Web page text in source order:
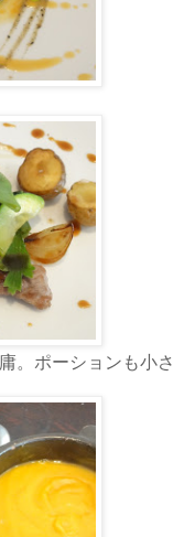
。ポーションも小さ